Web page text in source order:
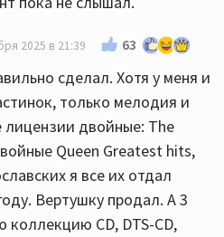
2025 в 21:39 63
сделал. Хотя у меня и
только мелодия и
лицензии двойные: The
Queen Greatest hits,
я все их отдал
Вертушку продал. А 3
коллекцию CD, DTS-CD,